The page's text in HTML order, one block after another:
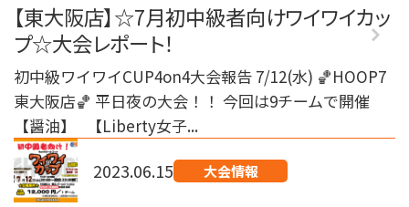
【東大阪店】☆7月初中級者向けワイワイカッ
プ☆大会レポート！
初中級ワイワイCUP4on4大会報告 7/12(水) 🏀HOOP7
東大阪店🏀 平日夜の大会！！ 今回は9チームで開催
【醤油】 【Liberty女子...
2023.06.15 大会情報